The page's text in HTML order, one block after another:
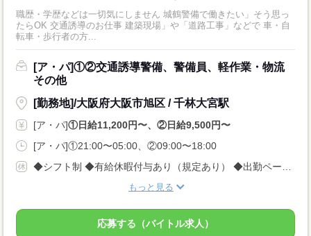
職歴・学歴などは一切気にしません 城鶴警備で働きたい」そう思っ
たらOK 交通誘導のお仕事 建築現場」や「道路工事」などで 車・自
転車・歩行者の方...
[ア・パ]①②交通誘導警備、警備員、軽作業・物流
その他
[勤務地]/大阪府大阪市旭区 / 千林大宮駅
[ア・パ]①日給11,200円〜、②日給9,500円〜
[ア・パ]①21:00〜05:00、②09:00〜18:00
◆シフト制 ◆有給休暇付与あり（規定あり） ◆出勤ペース ＜完全自己都合シフト制＞なので、 平日のみ、土日のみももちろんOK！ 週1回、月1回でもOK！ ※3日前に入れる日を電話でご連絡ください
もっと見る
応募する（バイトル求人）